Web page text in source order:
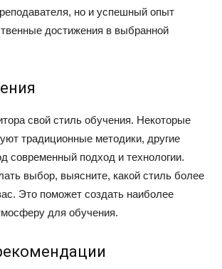
но и успешный опыт
достижения в выбранной
свой стиль обучения. Некоторые
традиционные методики, другие
современный подход и технологии.
выбор, выясните, какой стиль более
Это поможет создать наиболее
для обучения.